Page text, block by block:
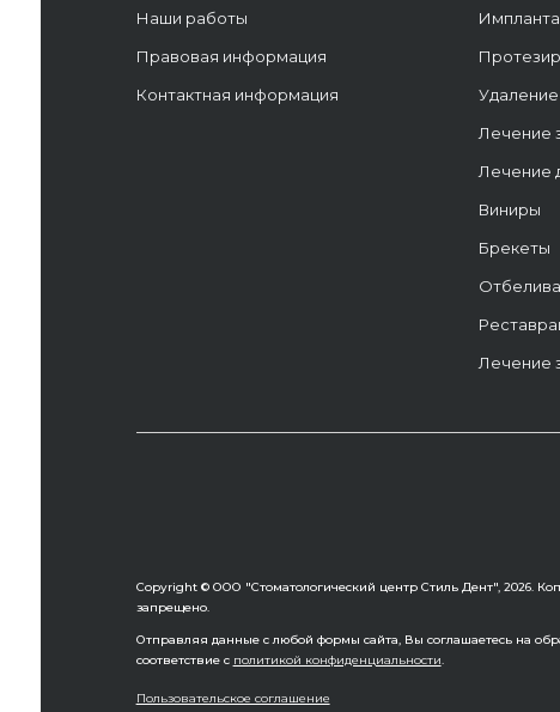
Наши работы
Правовая информация
Контактная информация
Лечение
Лечение
Виниры
Брекеты
Лечение
Copyright © ООО "Стоматологический центр Стиль Дент", 2026.
запрещено.
Отправляя данные с любой формы сайта, Вы соглашаетесь на
соответствие с политикой конфиденциальности.
Пользовательское соглашение